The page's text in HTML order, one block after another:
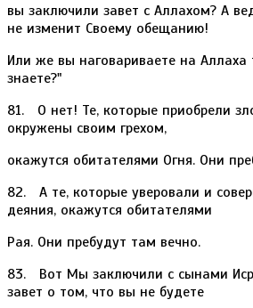
вы заключили завет с Аллахом? А
не изменит Своему обещанию!
Или же вы наговариваете на Аллаха
знаете?"
81. О нет! Те, которые приобрели
окружены своим грехом,
окажутся обитателями Огня. Они
82. А те, которые уверовали и
деяния, окажутся обитателями
Рая. Они пребудут там вечно.
83. Вот Мы заключили с сынами
завет о том, что вы не будете